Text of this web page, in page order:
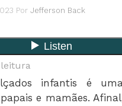
Por Jefferson Back
infantis é
e mamães.